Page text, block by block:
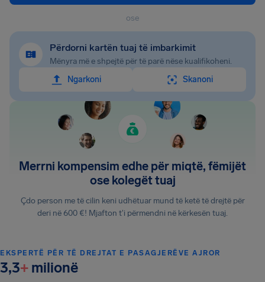
ose
Përdorni kartën tuaj të imbarkimit
Mënyra më e shpejtë për të parë nëse kualifikoheni.
Ngarkoni
Skanoni
Merrni kompensim edhe për miqtë, fëmijët
ose kolegët tuaj
Çdo person me të cilin keni udhëtuar mund të ketë të drejtë për
deri në 600 €! Mjafton t'i përmendni në kërkesën tuaj.
EKSPERTË PËR TË DREJTAT E PASAGJERËVE AJROR
3,3+ milionë